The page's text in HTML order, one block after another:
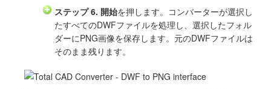
ステップ 6. 開始を押します。コンバーターが選択し
たすべてのDWFファイルを処理し、選択したフォル
ダーにPNG画像を保存します。元のDWFファイルは
そのまま残ります。